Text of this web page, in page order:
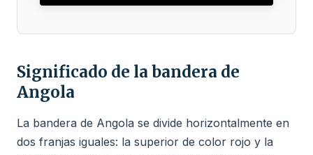
Significado de la bandera de
Angola
La bandera de Angola se divide horizontalmente en
dos franjas iguales: la superior de color rojo y la